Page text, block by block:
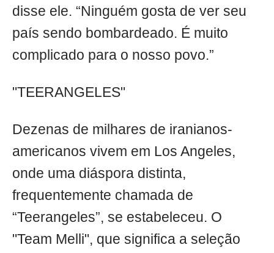
disse ele. “Ninguém gosta de ver seu
país sendo bombardeado. É muito
complicado para o nosso povo.”
"TEERANGELES"
Dezenas de milhares de iranianos-
americanos vivem em Los Angeles,
onde uma diáspora distinta,
frequentemente chamada de
“Teerangeles”, se estabeleceu. O
"Team Melli", que significa a seleção